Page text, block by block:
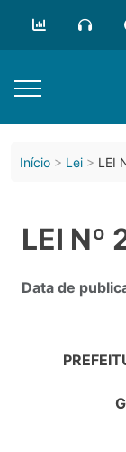
Início Lei LEI
LEI Nº
Data de